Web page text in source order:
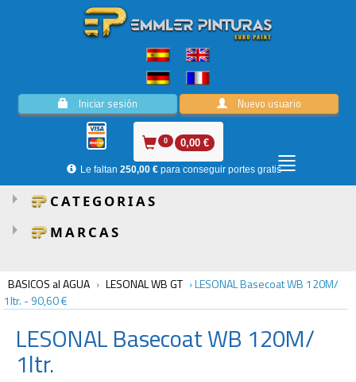
Iniciar sesión Nuevo usuario
0 0,00 €
Le faltan 250,00 € para conseguir portes gratis
CATEGORIAS
MARCAS
BASICOS al AGUA › LESONAL WB GT ›LESONAL Basecoat WB 120M/
1ltr. -90,60 €
LESONAL Basecoat WB 120M/
1ltr.